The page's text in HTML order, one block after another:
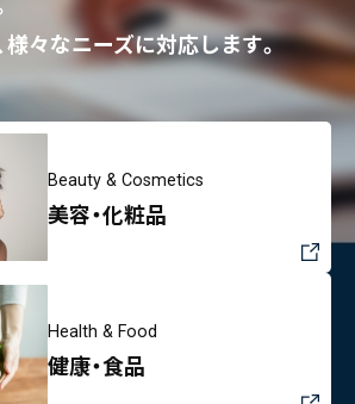
様々なニーズに対応します。
Beauty & Cosmetics
美容・化粧品
Health & Food
健康・食品